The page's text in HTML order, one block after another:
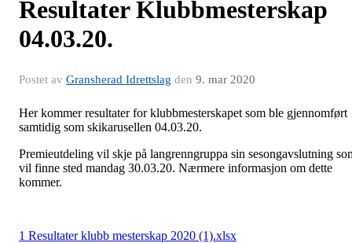
Resultater Klubbmesterskap
04.03.20.
Postet av Gransherad Idrettslag den 9. mar 2020
Her kommer resultater for klubbmesterskapet som ble gjennomført
samtidig som skikarusellen 04.03.20.
Premieutdeling vil skje på langrenngruppa sin sesongavslutning
vil finne sted mandag 30.03.20. Nærmere informasjon om dette
kommer.
1 Resultater klubb mesterskap 2020 (1).xlsx